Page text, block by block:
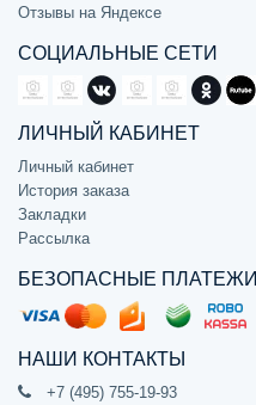
Отзывы на Яндексе
СОЦИАЛЬНЫЕ СЕТИ
ЛИЧНЫЙ КАБИНЕТ
Личный кабинет
История заказа
Закладки
Рассылка
БЕЗОПАСНЫЕ ПЛАТЕЖИ
НАШИ КОНТАКТЫ
+7 (495) 755-19-93